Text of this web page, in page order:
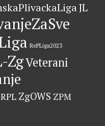
JL
RePLiga2023
ZgVeterani
ZgOWS ZPM